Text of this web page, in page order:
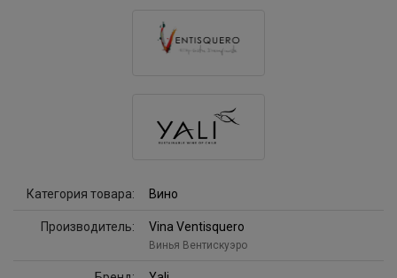
Категория товара: Вино
Производитель: Vina Ventisquero
Винья Вентискуэро